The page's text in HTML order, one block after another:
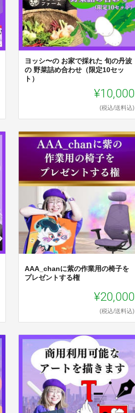
ヨッシ〜の お家で採れた 旬の丹波
の 野菜詰め合わせ（限定10セッ
ト）
¥10,000
(税込/送料込)
AAA_chanに紫の作業用の椅子を
プレゼントする権
¥20,000
(税込/送料込)